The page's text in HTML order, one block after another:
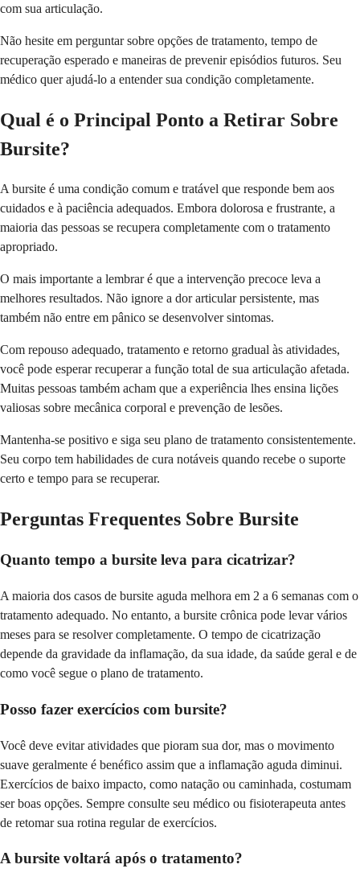
com sua articulação.
Não hesite em perguntar sobre opções de tratamento, tempo de
recuperação esperado e maneiras de prevenir episódios futuros. Seu
médico quer ajudá-lo a entender sua condição completamente.
Qual é o Principal Ponto a Retirar Sobre
Bursite?
A bursite é uma condição comum e tratável que responde bem aos
cuidados e à paciência adequados. Embora dolorosa e frustrante, a
maioria das pessoas se recupera completamente com o tratamento
apropriado.
O mais importante a lembrar é que a intervenção precoce leva a
melhores resultados. Não ignore a dor articular persistente, mas
também não entre em pânico se desenvolver sintomas.
Com repouso adequado, tratamento e retorno gradual às atividades,
você pode esperar recuperar a função total de sua articulação afetada.
Muitas pessoas também acham que a experiência lhes ensina lições
valiosas sobre mecânica corporal e prevenção de lesões.
Mantenha-se positivo e siga seu plano de tratamento consistentemente.
Seu corpo tem habilidades de cura notáveis quando recebe o suporte
certo e tempo para se recuperar.
Perguntas Frequentes Sobre Bursite
Quanto tempo a bursite leva para cicatrizar?
A maioria dos casos de bursite aguda melhora em 2 a 6 semanas com o
tratamento adequado. No entanto, a bursite crônica pode levar vários
meses para se resolver completamente. O tempo de cicatrização
depende da gravidade da inflamação, da sua idade, da saúde geral e de
como você segue o plano de tratamento.
Posso fazer exercícios com bursite?
Você deve evitar atividades que pioram sua dor, mas o movimento
suave geralmente é benéfico assim que a inflamação aguda diminui.
Exercícios de baixo impacto, como natação ou caminhada, costumam
ser boas opções. Sempre consulte seu médico ou fisioterapeuta antes
de retomar sua rotina regular de exercícios.
A bursite voltará após o tratamento?